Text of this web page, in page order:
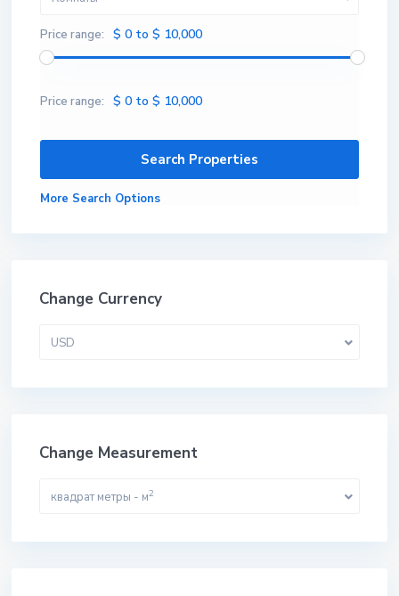
Price range: $ 0 to $ 10,000
Price range: $ 0 to $ 10,000
More Search Options
Change Currency
USD
Change Measurement
квадрат метры - м2